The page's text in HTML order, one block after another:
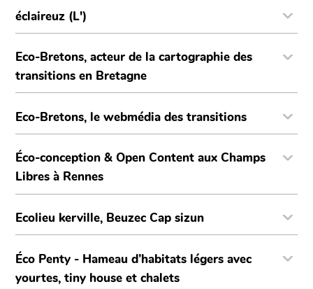
éclaireuz (L')
Eco-Bretons, acteur de la cartographie des
transitions en Bretagne
Eco-Bretons, le webmédia des transitions
Éco-conception & Open Content aux Champs
Libres à Rennes
Ecolieu kerville, Beuzec Cap sizun
Éco Penty - Hameau d’habitats légers avec
yourtes, tiny house et chalets